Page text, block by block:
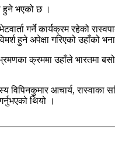
हुने भएको छ ।
गर्ने कार्यक्रम रहेको
हुने अपेक्षा गरिएको उहाँको
क्रममा उहाँले भारतमा
विपिनकुमार आचार्य,
थियो ।